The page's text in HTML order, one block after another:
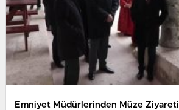
Emniyet Müdürlerinden Müze Ziyareti